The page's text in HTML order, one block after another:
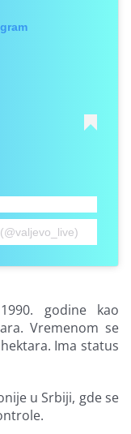
godine kao
Vremenom se
Ima status
u Srbiji, gde se